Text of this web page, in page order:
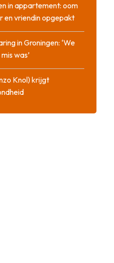
in appartement: oom
en vriendin opgepakt
in Groningen: ‘We
was’
Knol) krijgt